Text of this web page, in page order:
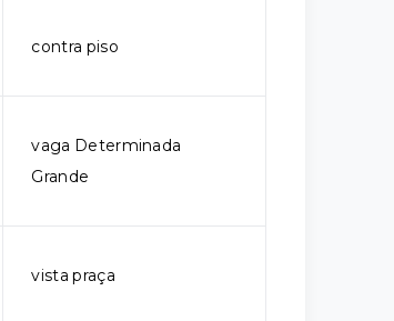
contra piso
vaga Determinada
Grande
vista praça